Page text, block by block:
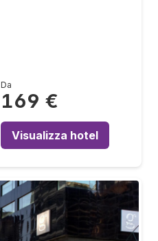
Da
169 €
Visualizza hotel